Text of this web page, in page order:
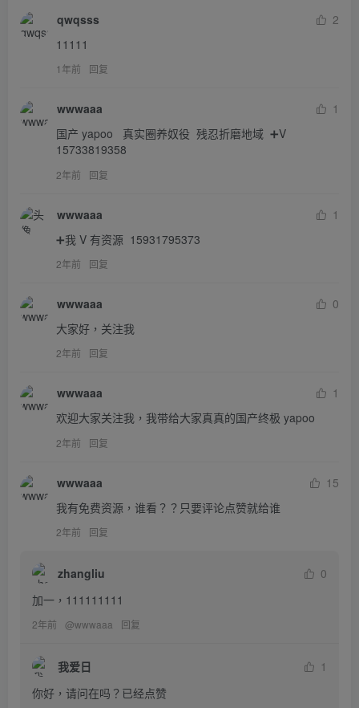
qwqsss
2
11111
1年前 回复
wwwaaa
1
国产 yapoo   真实圈养奴役  残忍折磨地域  ➕V
15733819358
2年前 回复
wwwaaa
1
➕我 V 有资源  15931795373
2年前 回复
wwwaaa
0
大家好，关注我
2年前 回复
wwwaaa
1
欢迎大家关注我，我带给大家真真的国产终极 yapoo
2年前 回复
wwwaaa
15
我有免费资源，谁看？？只要评论点赞就给谁
2年前 回复
zhangliu
0
加一，111111111
2年前 @wwwaaa 回复
我爱日
1
你好，请问在吗？已经点赞